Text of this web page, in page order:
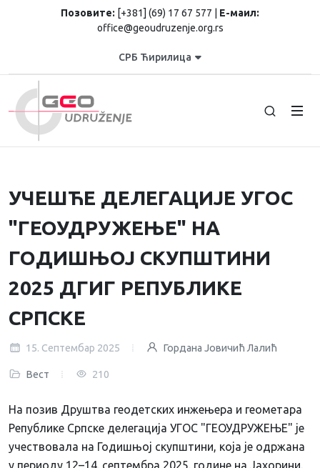
Позовите: [+381] (69) 17 67 577 | Е-маил:
office@geoudruzenje.org.rs
СРБ Ћирилица
УЧЕШЋЕ ДЕЛЕГАЦИЈЕ УГОС
"ГЕОУДРУЖЕЊЕ" НА
ГОДИШЊОЈ СКУПШТИНИ
2025 ДГИГ РЕПУБЛИКЕ
СРПСКЕ
15. Септембар 2025 Гордана Јовичић Лалић
Вест 210
На позив Друштва геодетских инжењера и геометара
Републике Српске делегација УГОС "ГЕОУДРУЖЕЊЕ" је
учествовала на Годишњој скупштини, која је одржана
у периоду 12–14. септембра 2025. године на Јахорини.